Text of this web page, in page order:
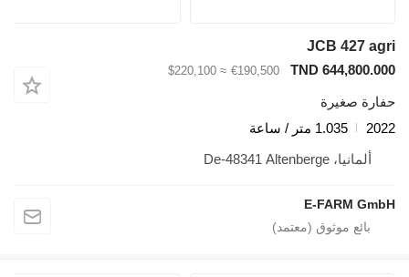
JCB 427
TND
€190,500
≈ $220,100
صغيرة
1.035 متر / ساعة
ألمانيا، De-48341 Altenberge
E-FARM